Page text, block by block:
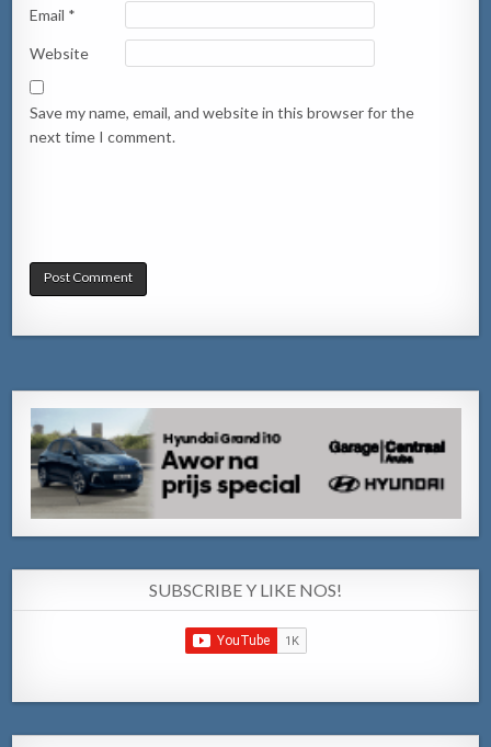
Email *
Website
Save my name, email, and website in this browser for the
next time I comment.
SUBSCRIBE Y LIKE NOS!